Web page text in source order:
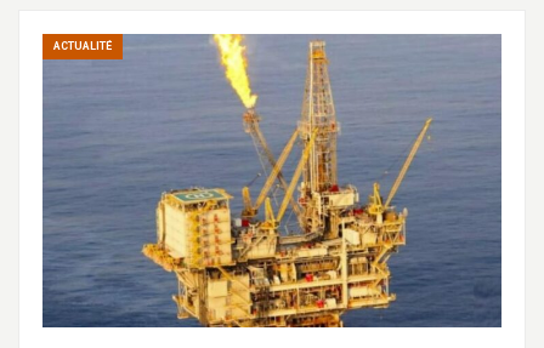
ACTUALITÉ